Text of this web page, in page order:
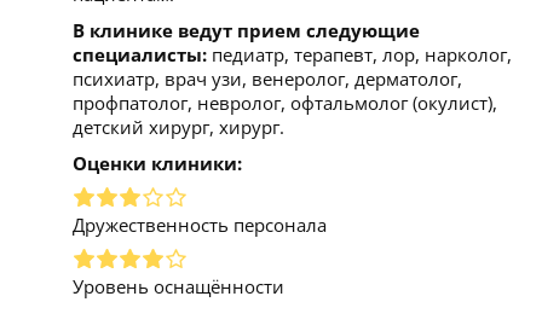
В клинике ведут прием следующие
специалисты: педиатр, терапевт, лор, нарколог,
психиатр, врач узи, венеролог, дерматолог,
профпатолог, невролог, офтальмолог (окулист),
детский хирург, хирург.
Оценки клиники:
Дружественность персонала
Уровень оснащённости